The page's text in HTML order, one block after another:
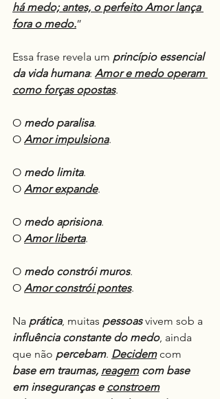
há medo; antes, o perfeito Amor lança
fora o medo.”
Essa frase revela um princípio essencial
da vida humana: Amor e medo operam
como forças opostas.
O medo paralisa.
O Amor impulsiona.
O medo limita.
O Amor expande.
O medo aprisiona.
O Amor liberta.
O medo constrói muros.
O Amor constrói pontes.
Na prática, muitas pessoas vivem sob a
influência constante do medo, ainda
que não percebam. Decidem com
base em traumas, reagem com base
em inseguranças e constroem